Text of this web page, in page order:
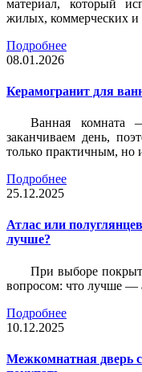
материал, который
жилых, коммерческих
Подробнее
08.01.2026
Керамогранит для
Ванная
заканчиваем день,
только практичным, но
Подробнее
25.12.2025
Атлас или
лучше?
При выборе
вопросом: что лучше —
Подробнее
10.12.2025
Межкомнатная дверь